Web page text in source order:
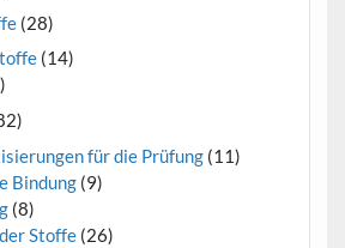
(28)
(14)
für die Prüfung (11)
Bindung (9)
(8)
Stoffe (26)